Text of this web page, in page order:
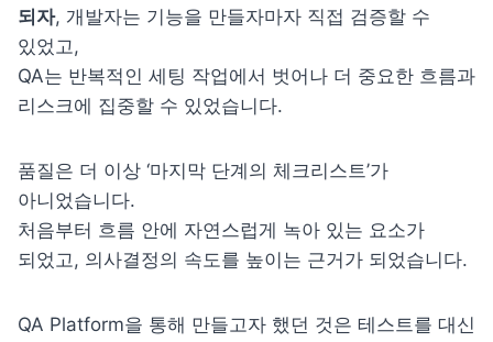
되자, 개발자는 기능을 만들자마자 직접 검증할 수
있었고,
QA는 반복적인 세팅 작업에서 벗어나 더 중요한 흐름과
리스크에 집중할 수 있었습니다.
품질은 더 이상 ‘마지막 단계의 체크리스트’가
아니었습니다.
처음부터 흐름 안에 자연스럽게 녹아 있는 요소가
되었고, 의사결정의 속도를 높이는 근거가 되었습니다.
QA Platform을 통해 만들고자 했던 것은 테스트를 대신